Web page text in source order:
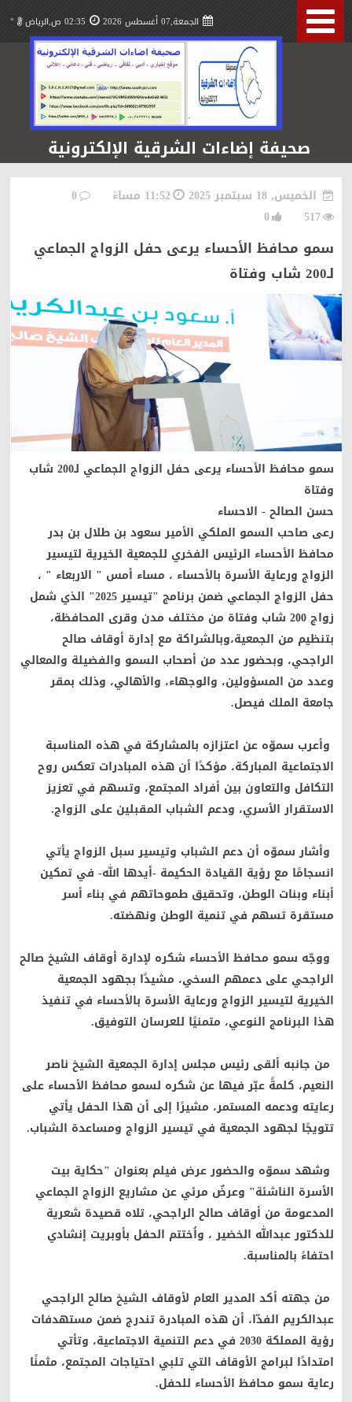
الجمعة,07 أغسطس 2026 02:35 ص,الرياض °
صحيفة إضاءات الشرقية الإلكترونية
الخميس, 18 سبتمبر 2025 11:52 مساءً
0
517
0
سمو محافظ الأحساء يرعى حفل الزواج الجماعي
لـ200 شاب وفتاة
سمو محافظ الأحساء يرعى حفل الزواج الجماعي لـ200 شاب
وفتاة
حسن الصالح - الاحساء
رعى صاحب السمو الملكي الأمير سعود بن طلال بن بدر
محافظ الأحساء الرئيس الفخري للجمعية الخيرية لتيسير
الزواج ورعاية الأسرة بالأحساء ، مساء أمس " الاربعاء " ،
حفل الزواج الجماعي ضمن برنامج "تيسير 2025" الذي شمل
زواج 200 شاب وفتاة من مختلف مدن وقرى المحافظة،
بتنظيم من الجمعية،وبالشراكة مع إدارة أوقاف صالح
الراجحي، وبحضور عدد من أصحاب السمو والفضيلة والمعالي
وعدد من المسؤولين، والوجهاء، والأهالي، وذلك بمقر
جامعة الملك فيصل.
وأعرب سموّه عن اعتزازه بالمشاركة في هذه المناسبة
الاجتماعية المباركة، مؤكدًا أن هذه المبادرات تعكس روح
التكافل والتعاون بين أفراد المجتمع، وتسهم في تعزيز
الاستقرار الأسري، ودعم الشباب المقبلين على الزواج.
وأشار سموّه أن دعم الشباب وتيسير سبل الزواج يأتي
انسجامًا مع رؤية القيادة الحكيمة -أيدها الله- في تمكين
أبناء وبنات الوطن، وتحقيق طموحاتهم في بناء أسر
مستقرة تسهم في تنمية الوطن ونهضته.
ووجّه سمو محافظ الأحساء شكره لإدارة أوقاف الشيخ صالح
الراجحي على دعمهم السخي، مشيدًا بجهود الجمعية
الخيرية لتيسير الزواج ورعاية الأسرة بالأحساء في تنفيذ
هذا البرنامج النوعي، متمنيًا للعرسان التوفيق.
من جانبه ألقى رئيس مجلس إدارة الجمعية الشيخ ناصر
النعيم، كلمةً عبّر فيها عن شكره لسمو محافظ الأحساء على
رعايته ودعمه المستمر، مشيرًا إلى أن هذا الحفل يأتي
تتويجًا لجهود الجمعية في تيسير الزواج ومساعدة الشباب.
وشهد سموّه والحضور عرض فيلم بعنوان "حكاية بيت
الأسرة الناشئة" وعرضٌ مرئي عن مشاريع الزواج الجماعي
المدعومة من أوقاف صالح الراجحي، تلاه قصيدة شعرية
للدكتور عبدالله الخضير ، واُختتم الحفل بأوبريت إنشادي
احتفاءً بالمناسبة.
من جهته أكد المدير العام لأوقاف الشيخ صالح الراجحي
عبدالكريم الفدّا، أن هذه المبادرة تندرج ضمن مستهدفات
رؤية المملكة 2030 في دعم التنمية الاجتماعية، وتأتي
امتدادًا لبرامج الأوقاف التي تلبي احتياجات المجتمع، مثمنًا
رعاية سمو محافظ الأحساء للحفل.